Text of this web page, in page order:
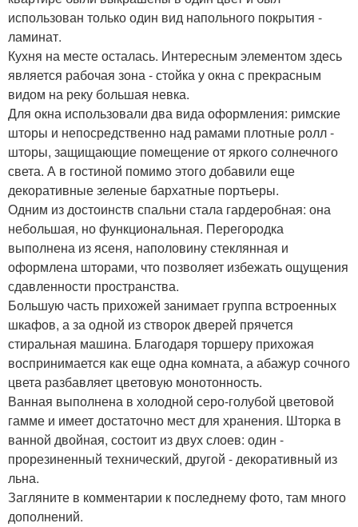
использован только один вид напольного покрытия -
ламинат.
Кухня на месте осталась. Интересным элементом здесь
является рабочая зона - стойка у окна с прекрасным
видом на реку большая невка.
Для окна использовали два вида оформления: римские
шторы и непосредственно над рамами плотные ролл -
шторы, защищающие помещение от яркого солнечного
света. А в гостиной помимо этого добавили еще
декоративные зеленые бархатные портьеры.
Одним из достоинств спальни стала гардеробная: она
небольшая, но функциональная. Перегородка
выполнена из ясеня, наполовину стеклянная и
оформлена шторами, что позволяет избежать ощущения
сдавленности пространства.
Большую часть прихожей занимает группа встроенных
шкафов, а за одной из створок дверей прячется
стиральная машина. Благодаря торшеру прихожая
воспринимается как еще одна комната, а абажур сочного
цвета разбавляет цветовую монотонность.
Ванная выполнена в холодной серо-голубой цветовой
гамме и имеет достаточно мест для хранения. Шторка в
ванной двойная, состоит из двух слоев: один -
прорезиненный технический, другой - декоративный из
льна.
Загляните в комментарии к последнему фото, там много
дополнений.